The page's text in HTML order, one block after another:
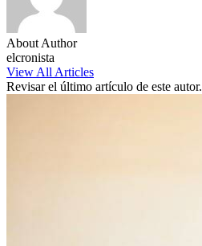
About Author
elcronista
View All Articles
Revisar el último artículo de este autor.